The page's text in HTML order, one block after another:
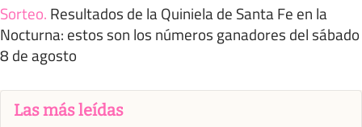
Sorteo. Resultados de la Quiniela de Santa Fe en la
Nocturna: estos son los números ganadores del sábado
8 de agosto
Las más leídas